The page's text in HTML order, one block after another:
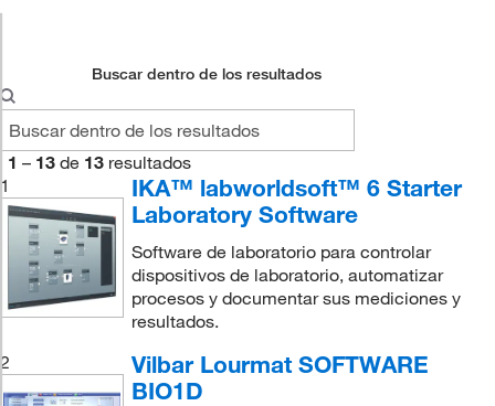
Buscar dentro de los resultados
1 – 13 de 13 resultados
1
IKA™ labworldsoft™ 6 Starter
Laboratory Software
Software de laboratorio para controlar
dispositivos de laboratorio, automatizar
procesos y documentar sus mediciones y
resultados.
2
Vilbar Lourmat SOFTWARE
BIO1D